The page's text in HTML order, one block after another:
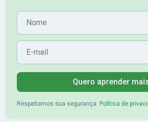
Nome
E-mail
Quero aprender
Respeitamos sua segurança. Política de